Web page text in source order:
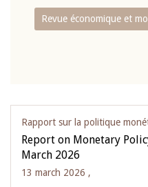
Revue économique et
Rapport sur la politique
Report on Monetary
March 2026
13 march 2026 ,